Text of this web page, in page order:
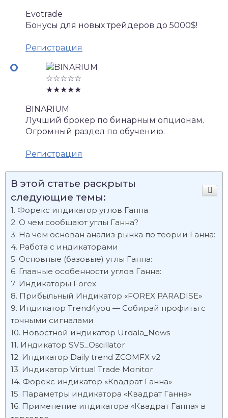
Evotrade
Бонусы для новых трейдеров до 5000$!
Регистрация
☆☆☆☆☆
★★★★★
BINARIUM
Лучший брокер по бинарным опционам.
Огромный раздел по обучению.
Регистрация
В этой статье раскрыты
следующие темы:
Форекс индикатор углов Ганна
О чем сообщают углы Ганна?
На чем основан анализ рынка по теории Ганна:
Работа с индикаторами
Основные (базовые) углы Ганна:
Главные особенности углов Ганна:
Индикаторы Forex
Прибыльный Индикатор «FOREX PARADISE»
Индикатор Trend4you — Собирай профиты с
точными сигналами
Новостной индикатор Urdala_News
Индикатор SVS_Oscillator
Индикатор Daily trend ZCOMFX v2
Индикатор Virtual Trade Monitor
Форекс индикатор «Квадрат Ганна»
Параметры индикатора «Квадрат Ганна»
Применение индикатора «Квадрат Ганна» в